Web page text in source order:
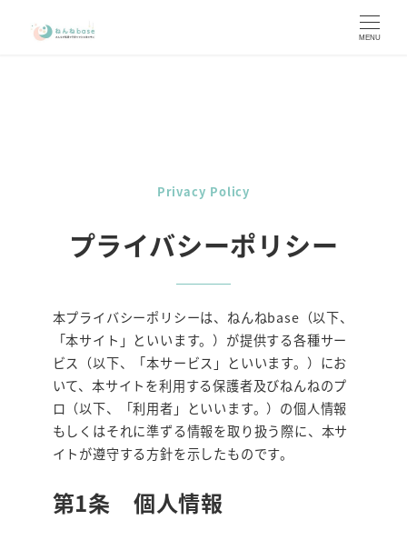
MENU
Privacy Policy
プライバシーポリシー
本プライバシーポリシーは、ねんねbase（以下、
「本サイト」といいます。）が提供する各種サー
ビス（以下、「本サービス」といいます。）にお
いて、本サイトを利用する保護者及びねんねのプ
ロ（以下、「利用者」といいます。）の個人情報
もしくはそれに準ずる情報を取り扱う際に、本サ
イトが遵守する方針を示したものです。
第1条 個人情報